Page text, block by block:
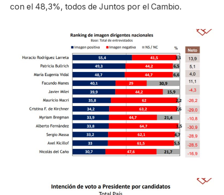
con el 48,3%, todos de Juntos por el Cambio.